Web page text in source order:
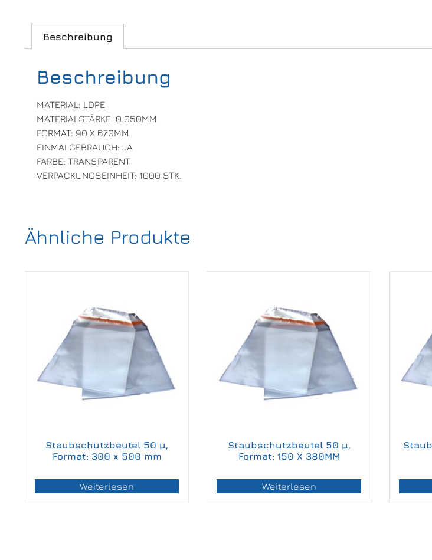
Beschreibung
Beschreibung
MATERIAL: LDPE
MATERIALSTÄRKE: 0.050MM
FORMAT: 90 X 670MM
EINMALGEBRAUCH: JA
FARBE: TRANSPARENT
VERPACKUNGSEINHEIT: 1000 STK.
Ähnliche Produkte
Staubschutzbeutel 50 µ,
Format: 300 x 500 mm
Weiterlesen
Staubschutzbeutel 50 µ,
Format: 150 X 380MM
Weiterlesen